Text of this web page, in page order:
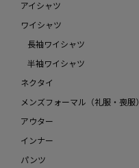
アイシャツ
ワイシャツ
長袖ワイシャツ
半袖ワイシャツ
ネクタイ
メンズフォーマル（礼服・喪服）
アウター
インナー
パンツ